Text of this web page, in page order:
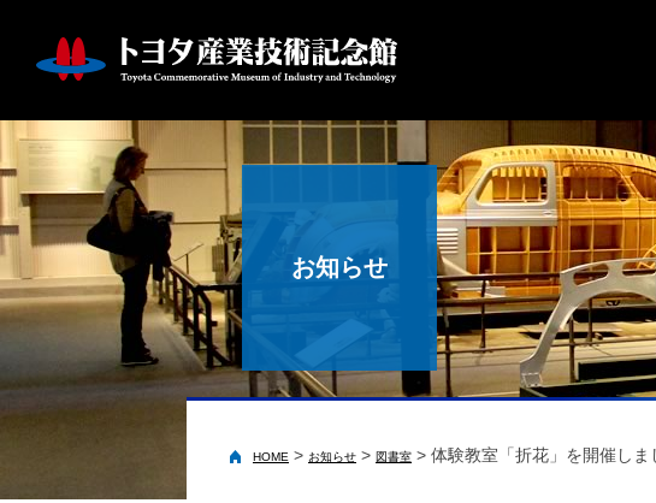
お知らせ
HOME > お知らせ > 図書室 > 体験教室「折花」を開催しま